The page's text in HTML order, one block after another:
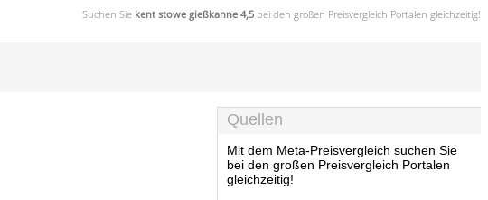
Suchen Sie kent stowe gießkanne 4,5 bei den großen Preisvergleich Portalen gleichzeitig!
Quellen
Mit dem Meta-Preisvergleich suchen Sie
bei den großen Preisvergleich Portalen
gleichzeitig!